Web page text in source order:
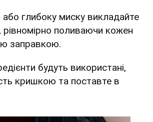
або глибоку миску викладайте
поливаючи кожен
заправкою.
будуть використані,
кришкою та поставте в